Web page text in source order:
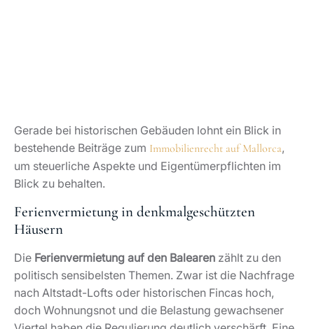
DieFerienvermietung auf den Balearenzählt zu den
politisch sensibelsten Themen. Zwar ist die Nachfrage
nach Altstadt-Lofts oder historischen Fincas hoch,
doch Wohnungsnot und die Belastung gewachsener
touristische Vermietung ist nur mit gültiger Lizenz
zulässig – unabhängig davon, ob ein Objekt unter
Denkmalschutz steht oder nicht. Ohne entsprechende
Genehmigung drohen empfindliche Strafen. Hinzu
kommen strengere Kontrollmechanismen
Ferienobjekte müssen eindeutig registriert sein,
inklusive offizieller Registrierungsnummer und